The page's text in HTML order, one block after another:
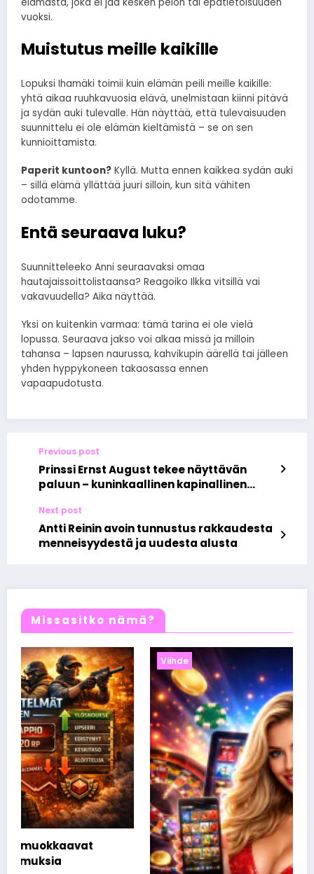
vuoksi.
Muistutus meille kaikille
Lopuksi Ihamäki toimii kuin elämän peili meille kaikille:
yhtä aikaa ruuhkavuosia elävä, unelmistaan kiinni pitävä
ja sydän auki tulevalle. Hän näyttää, että tulevaisuuden
suunnittelu ei ole elämän kieltämistä – se on sen
kunnioittamista.
Paperit kuntoon? Kyllä. Mutta ennen kaikkea sydän auki
– sillä elämä yllättää juuri silloin, kun sitä vähiten
odotamme.
Entä seuraava luku?
Suunnitteleeko Anni seuraavaksi omaa
hautajaissoittolistaansa? Reagoiko Ilkka vitsillä vai
vakavuudella? Aika näyttää.
Yksi on kuitenkin varmaa: tämä tarina ei ole vielä
lopussa. Seuraava jakso voi alkaa missä ja milloin
tahansa – lapsen naurussa, kahvikupin äärellä tai jälleen
yhden hyppykoneen takaosassa ennen
vapaapudotusta.
Previous post
Prinssi Ernst August tekee näyttävän
paluun – kuninkaallinen kapinallinen
Next post
Antti Reinin avoin tunnustus rakkaudesta
menneisyydestä ja uudesta alusta
Missasitko nämä?
Viihde